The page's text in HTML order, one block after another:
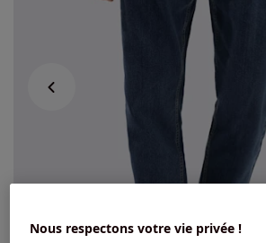
Nous respectons votre vie privée !